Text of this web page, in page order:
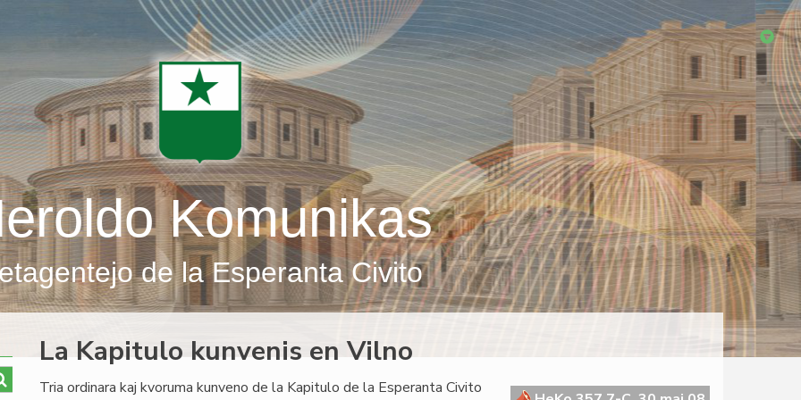
Komunikas
de la Esperanta Civito
La Kapitulo kunvenis en Vilno
Tria ordinara kaj kvoruma kunveno de la Kapitulo de la Esperanta Civito